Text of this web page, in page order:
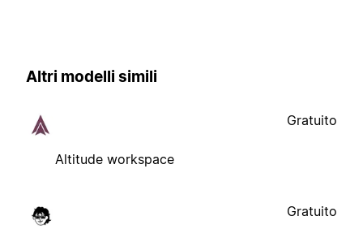
Altri modelli simili
Altitude workspace
Gratuito
Gratuito